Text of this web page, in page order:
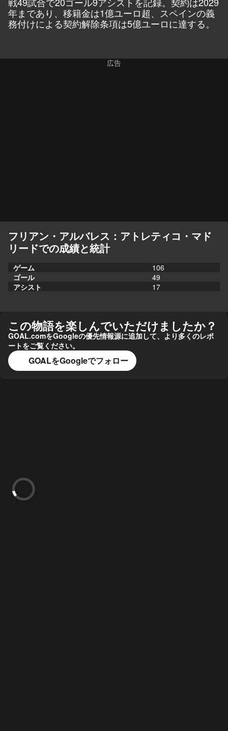
年まであり、移籍金は1億ユーロ超、スペインの義
務付けによる契約解除条項は5億ユーロに達する。
フリアン・アルバレス：アトレティコ・マド
リードでの成績と統計
ゲーム
106
ゴール
49
アシスト
17
この物語を楽しんでいただけましたか？
GOAL.comをGoogleの優先情報源に追加して、より多くのレポ
ートをご覧ください。
GOALをGoogleでフォロー